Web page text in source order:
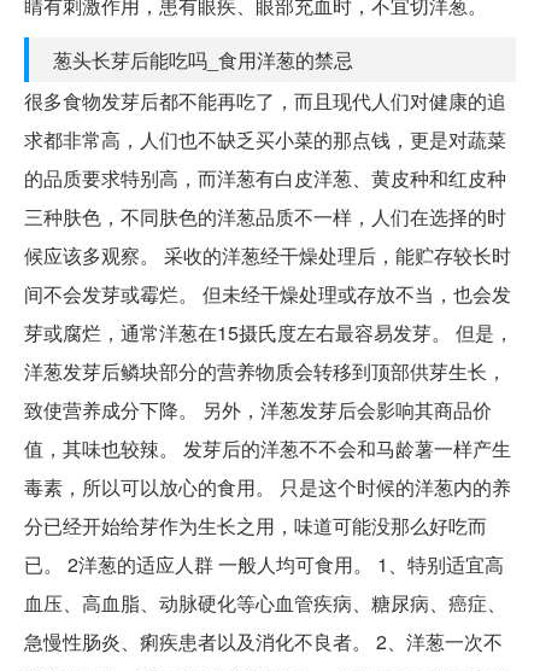
葱头长芽后能吃吗_食用洋葱的禁忌
很多食物发芽后都不能再吃了，而且现代人们对健康的追
求都非常高，人们也不缺乏买小菜的那点钱，更是对蔬菜
的品质要求特别高，而洋葱有白皮洋葱、黄皮种和红皮种
三种肤色，不同肤色的洋葱品质不一样，人们在选择的时
候应该多观察。 采收的洋葱经干燥处理后，能贮存较长时
间不会发芽或霉烂。 但未经干燥处理或存放不当，也会发
芽或腐烂，通常洋葱在15摄氏度左右最容易发芽。 但是，
洋葱发芽后鳞块部分的营养物质会转移到顶部供芽生长，
致使营养成分下降。 另外，洋葱发芽后会影响其商品价
值，其味也较辣。 发芽后的洋葱不不会和马龄薯一样产生
毒素，所以可以放心的食用。 只是这个时候的洋葱内的养
分已经开始给芽作为生长之用，味道可能没那么好吃而
已。 2洋葱的适应人群 一般人均可食用。 1、特别适宜高
血压、高血脂、动脉硬化等心血管疾病、糖尿病、癌症、
急慢性肠炎、痢疾患者以及消化不良者。 2、洋葱一次不